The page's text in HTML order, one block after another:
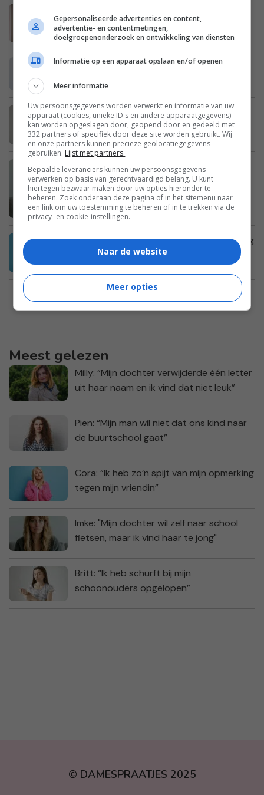
bleek dat we enorme schulden hebben”
Erica: “Mijn zus is een enorme
opschepster”
Britt: “Ik heb schurft bij mijn
schoonouders opgelopen”
Imke: “Mijn dochter wil zelf naar school
fietsen, maar ik vind haar te jong”
Cora: “Ik heb zo’n spijt van mijn opmerking
tegen mijn vriendin”
Meest gelezen
Milly: “Mijn dochter verwijderde één letter
uit haar naam en ik vind dat niet leuk”
Pien: “Mijn man wil niet dat ons kind naar
de buurtschool gaat”
Cora: “Ik heb zo’n spijt van mijn opmerking
tegen mijn vriendin”
Imke: "Mijn dochter wil zelf naar school
fietsen, maar ik vind haar te jong"
Britt: “Ik heb schurft bij mijn
schoonouders opgelopen”
© DAMESPRAATJES 2025
Gepersonaliseerde advertenties en content,
advertentie- en contentmetingen,
doelgroepenonderzoek en ontwikkeling van diensten
Informatie op een apparaat opslaan en/of openen
Meer informatie
Uw persoonsgegevens worden verwerkt en informatie van uw
apparaat (cookies, unieke ID's en andere apparaatgegevens)
kan worden opgeslagen door, geopend door en gedeeld met
332 partners of specifiek door deze site worden gebruikt. Wij
en onze partners kunnen precieze geolocatiegegevens
gebruiken. Lijst met partners.
Bepaalde leveranciers kunnen uw persoonsgegevens
verwerken op basis van gerechtvaardigd belang. U kunt
hiertegen bezwaar maken door uw opties hieronder te
beheren. Zoek onderaan deze pagina of in het sitemenu naar
een link om uw toestemming te beheren of in te trekken via de
privacy- en cookie-instellingen.
Naar de website
Meer opties